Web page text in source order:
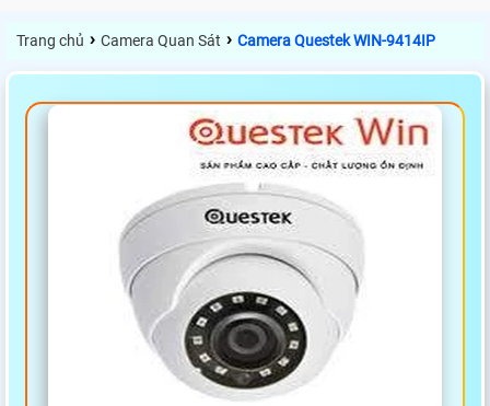
Trang chủ › Camera Quan Sát › Camera Questek WIN-9414IP